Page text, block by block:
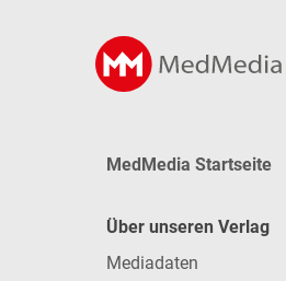
MedMedia Startseite
Über unseren Verlag
Mediadaten